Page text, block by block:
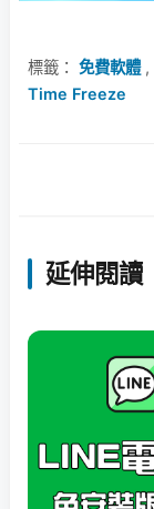
標籤： 免費軟體,
Time Freeze
延伸閱讀